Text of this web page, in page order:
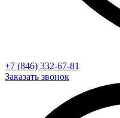
+7 (846) 332-67-81
Заказать звонок